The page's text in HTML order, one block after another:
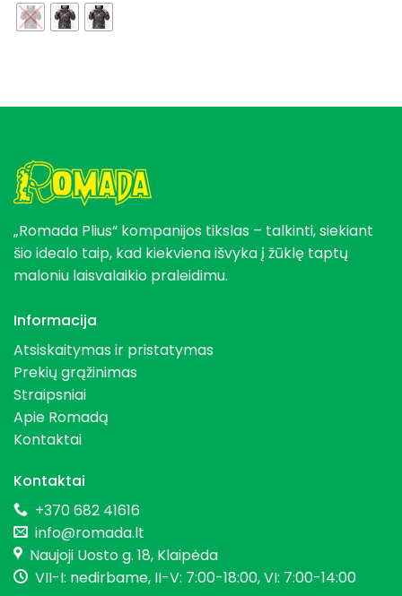
359,89 €.
„Romada Plius“ kompanijos tikslas – talkinti, siekiant
šio idealo taip, kad kiekviena išvyka į žūklę taptų
maloniu laisvalaikio praleidimu.
Informacija
Atsiskaitymas ir pristatymas
Prekių grąžinimas
Straipsniai
Apie Romadą
Kontaktai
Kontaktai
+370 682 41616
info@romada.lt
Naujoji Uosto g. 18, Klaipėda
VII-I: nedirbame, II-V: 7:00-18:00, VI: 7:00-14:00